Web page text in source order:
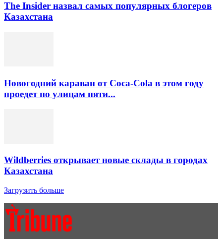
The Insider назвал самых популярных блогеров
Казахстана
Новогодний караван от Coca-Cola в этом году
проедет по улицам пяти...
Wildberries открывает новые склады в городах
Казахстана
Загрузить больше